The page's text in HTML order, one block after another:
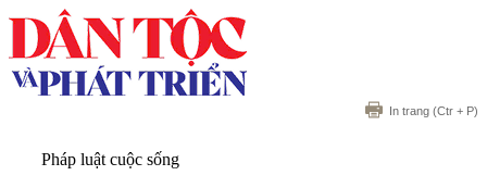
In trang (Ctr + P)
Pháp luật cuộc sống